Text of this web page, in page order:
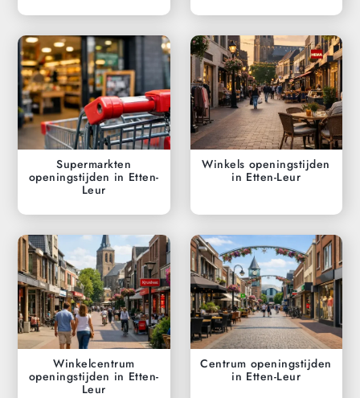
Supermarkten
openingstijden in Etten-
Leur
Winkels openingstijden
in Etten-Leur
Winkelcentrum
openingstijden in Etten-
Leur
Centrum openingstijden
in Etten-Leur